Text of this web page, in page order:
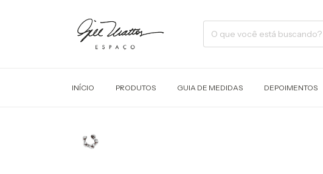
INÍCIO PRODUTOS GUIA DE MEDIDAS DEPOIMENTOS